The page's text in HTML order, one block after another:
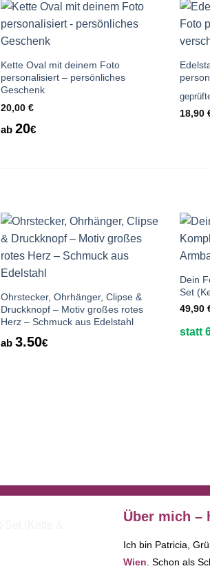
Kette Oval mit deinem Foto
personalisiert – persönliches
Geschenk
20,00 €
ab 20€
18,90
Wunschliste
Ohrstecker, Ohrhänger, Clipse &
Druckknopf – Motiv großes rotes
Herz – Schmuck aus Edelstahl
ab 3.50€
Dein
Set
49,90
statt
Über mich –
Ich bin Patricia,
Wien . Schon als